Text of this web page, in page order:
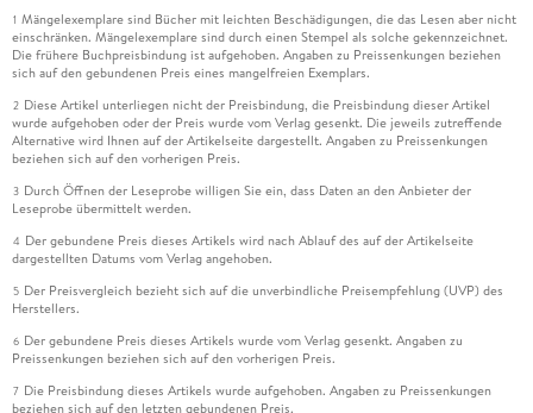
1 Mängelexemplare sind Bücher mit leichten Beschädigungen, die das Lesen aber nicht
einschränken. Mängelexemplare sind durch einen Stempel als solche gekennzeichnet.
Die frühere Buchpreisbindung ist aufgehoben. Angaben zu Preissenkungen beziehen
sich auf den gebundenen Preis eines mangelfreien Exemplars.
2 Diese Artikel unterliegen nicht der Preisbindung, die Preisbindung dieser Artikel
wurde aufgehoben oder der Preis wurde vom Verlag gesenkt. Die jeweils zutreffende
Alternative wird Ihnen auf der Artikelseite dargestellt. Angaben zu Preissenkungen
beziehen sich auf den vorherigen Preis.
3 Durch Öffnen der Leseprobe willigen Sie ein, dass Daten an den Anbieter der
Leseprobe übermittelt werden.
4 Der gebundene Preis dieses Artikels wird nach Ablauf des auf der Artikelseite
dargestellten Datums vom Verlag angehoben.
5 Der Preisvergleich bezieht sich auf die unverbindliche Preisempfehlung (UVP) des
Herstellers.
6 Der gebundene Preis dieses Artikels wurde vom Verlag gesenkt. Angaben zu
Preissenkungen beziehen sich auf den vorherigen Preis.
7 Die Preisbindung dieses Artikels wurde aufgehoben. Angaben zu Preissenkungen
beziehen sich auf den letzten gebundenen Preis.